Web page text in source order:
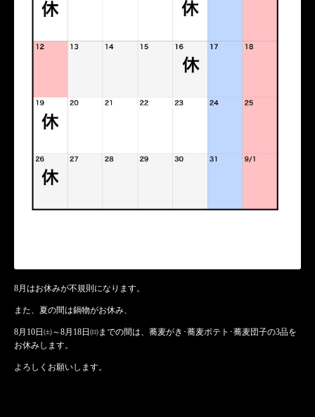
8月はお休みが不規則になります。
また、夏の間は鍋物がお休み、
8月10日㈯～8月18日㈰までの間は、蕎麦がき･蕎麦ポテト･蕎麦団子の3品を
お休みします。
よろしくお願いします。